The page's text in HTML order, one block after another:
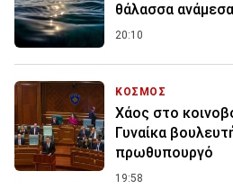
θάλασσα ανάμεσα
20:10
ΚΟΣΜΟΣ
Χάος στο
Γυναίκα
πρωθυπουργό
19:58